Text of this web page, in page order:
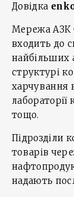
Довідка
Мережа АЗК
входить до
найбільших
структурі
харчування
тощо.
Підрозділи
товарів
надають